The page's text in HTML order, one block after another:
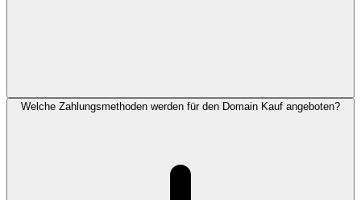
Welche Zahlungsmethoden werden für den Domain Kauf angeboten?